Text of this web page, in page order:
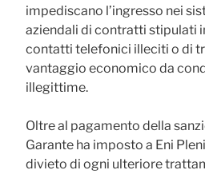
impediscano l’ingresso nei
aziendali di contratti stipulati
contatti telefonici illeciti o di
vantaggio economico da
illegittime.
Oltre al pagamento della
Garante ha imposto a Eni
divieto di ogni ulteriore